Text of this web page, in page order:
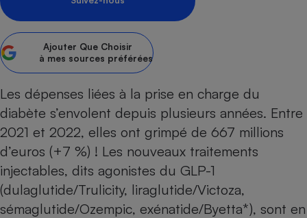
Ajouter Que Choisir
à mes sources préférées
Les dépenses liées à la prise en charge du
diabète s’envolent depuis plusieurs années. Entre
2021 et 2022, elles ont grimpé de 667 millions
d’euros (+7 %) ! Les nouveaux traitements
injectables, dits agonistes du GLP-1
(dulaglutide/Trulicity, liraglutide/Victoza,
sémaglutide/Ozempic, exénatide/Byetta*), sont en
bouteille
Banque
Petit électroménager -
Lave-linge
Téléviseur
Matelas
Antimoustique